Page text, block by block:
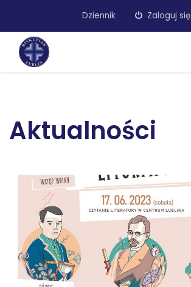
Dziennik Zaloguj się
Aktualności